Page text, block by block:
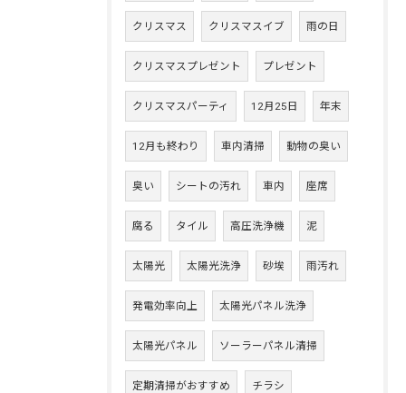
クリスマス クリスマスイブ 雨の日
クリスマスプレゼント プレゼント
クリスマスパーティ 12月25日 年末
12月も終わり 車内清掃 動物の臭い
臭い シートの汚れ 車内 座席
腐る タイル 高圧洗浄機 泥
太陽光 太陽光洗浄 砂埃 雨汚れ
発電効率向上 太陽光パネル洗浄
太陽光パネル ソーラーパネル清掃
定期清掃がおすすめ チラシ